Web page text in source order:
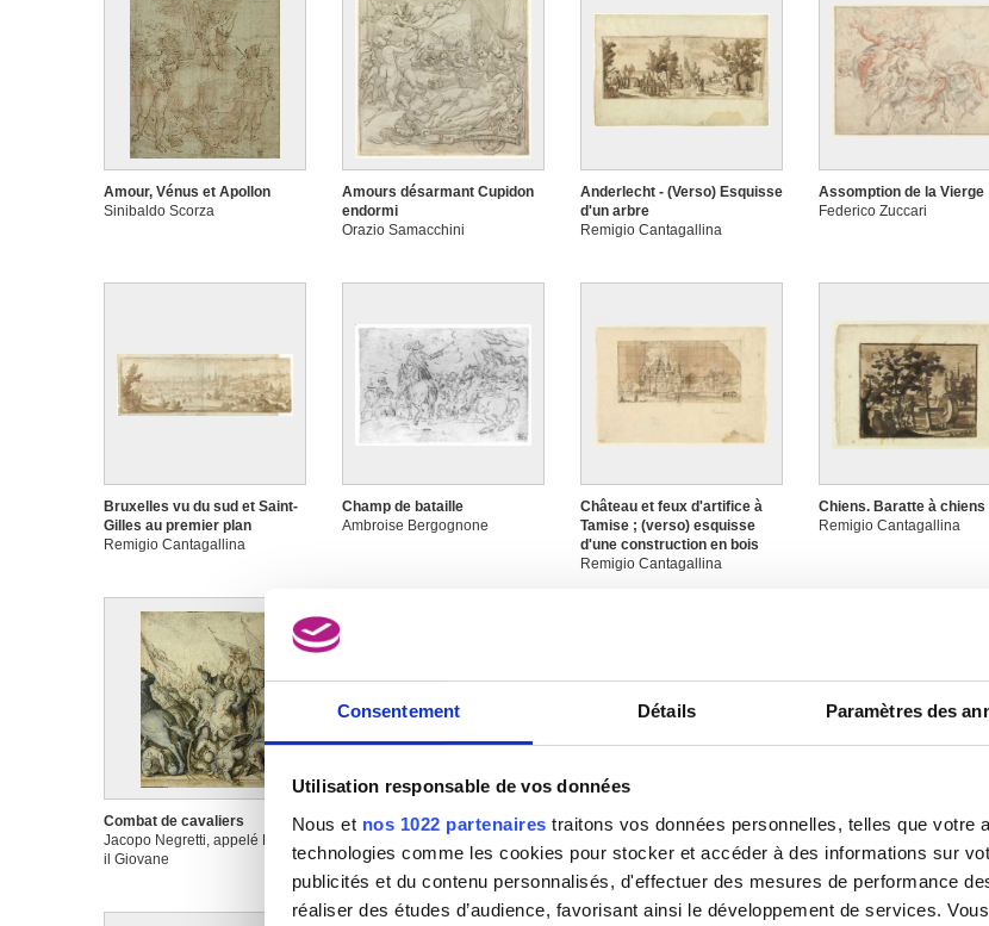
Consentement Détails Paramètres des
Utilisation responsable de vos données
Nous et nos 1022 partenaires traitons vos données personnelles, telles que votre
technologies comme les cookies pour stocker et accéder à des informations sur
publicités et du contenu personnalisés, d'effectuer des mesures de performance
réaliser des études d’audience, favorisant ainsi le développement de services.
Amour, Vénus et Apollon
Sinibaldo Scorza
Amours désarmant Cupidon
endormi
Orazio Samacchini
Anderlecht - (Verso) Esquisse
d'un arbre
Remigio Cantagallina
Assomption de la Vierge
Federico Zuccari
Bruxelles vu du sud et Saint-
Gilles au premier plan
Remigio Cantagallina
Champ de bataille
Ambroise Bergognone
Château et feux d'artifice à
Tamise ; (verso) esquisse
d'une construction en bois
Remigio Cantagallina
Chiens. Baratte à chiens
Remigio Cantagallina
Combat de cavaliers
Jacopo Negretti, appelé Palma
il Giovane
Composition allégorique.
colonne ; à sa droite : groupe
de cinq figures, derrière lui :
dragon et ; dans le ciel : la
Copie fragmentaire d'après
Catherine et les philosophes
d'Alexandrie du Bréviaire de
Federico Zuccari
Curistes près de la
Remigio Cantagallina